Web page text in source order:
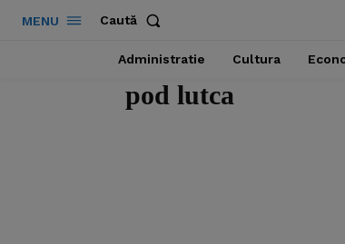
MENU Caută
Administratie Cultura
pod lutca